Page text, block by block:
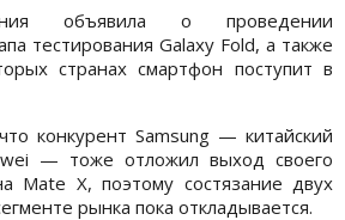
объявила о проведении
тестирования Galaxy Fold, а также
странах смартфон поступит в
конкурент Samsung — китайский
— тоже отложил выход своего
Mate X, поэтому состязание двух
рынка пока откладывается.